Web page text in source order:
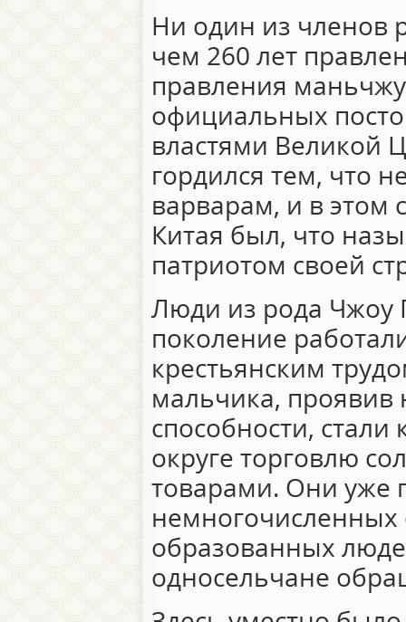
Ни один из членов
чем 260 лет
правления
официальных
властями Великой
гордился тем, что
варварам, и в этом
Китая был, что
патриотом своей
Люди из рода Чжоу
поколение
крестьянским
мальчика,
способности,
округе торговлю
товарами. Они уже
немногочисленных
образованных
односельчане